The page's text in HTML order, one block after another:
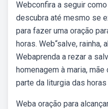
Webconfira a seguir
descubra até mesmo se
para fazer uma oração
horas. Web“salve, rainha,
Webaprenda a rezar a
homenagem à maria,
parte da liturgia das
Weba oração para